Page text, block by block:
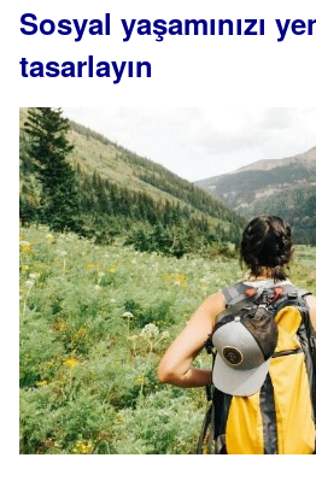
Sosyal yaşamınızı
tasarlayın